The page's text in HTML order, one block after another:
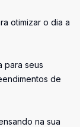
otimizar o dia a
para seus
de
na sua